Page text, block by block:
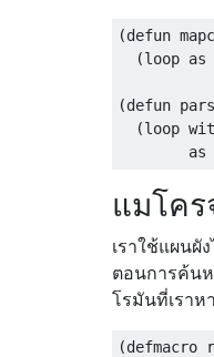
(defun
(loop
(defun
(loop
        as
แมโคร
เราใช้แผนผั
ตอนการค้นห
โรมันที่เราห
(defmacro